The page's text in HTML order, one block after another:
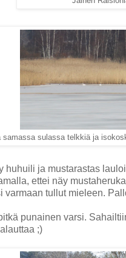
samassa sulassa telkkiä ja
huhuili ja mustarastas
ettei näy
tullut mieleen.
punainen varsi.
;)